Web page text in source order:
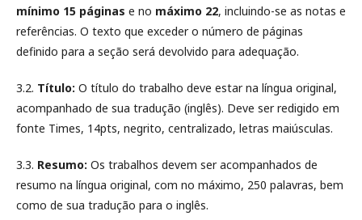
mínimo 15 páginas e no máximo 22, incluindo-se as notas e
referências. O texto que exceder o número de páginas
definido para a seção será devolvido para adequação.
3.2. Título: O título do trabalho deve estar na língua original,
acompanhado de sua tradução (inglês). Deve ser redigido em
fonte Times, 14pts, negrito, centralizado, letras maiúsculas.
3.3. Resumo: Os trabalhos devem ser acompanhados de
resumo na língua original, com no máximo, 250 palavras, bem
como de sua tradução para o inglês.